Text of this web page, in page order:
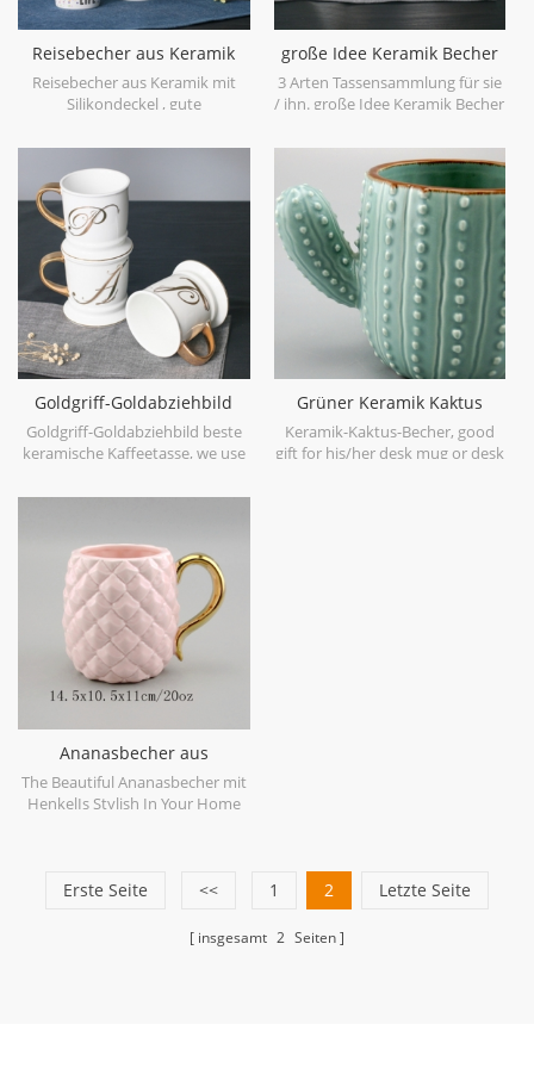
Reisebecher aus Keramik
mit Silikondeckel
Reisebecher aus Keramik mit
Silikondeckel , gute
große Idee Keramik Becher
Designs Sammlung
3 Arten Tassensammlung für sie
/ ihn. große Idee Keramik Becher
Goldgriff-Goldabziehbild
beste keramische
Kaffeetasse
Goldgriff-Goldabziehbild beste
keramische Kaffeetasse, we use
strong and heavy enough, great
Grüner Keramik Kaktus
Becher Hersteller
Keramik-Kaktus-Becher, good
gift for his/her desk mug or desk
Ananasbecher aus
goldfarbenem Keramik
The Beautiful Ananasbecher mit
HenkelIs Stylish In Your Home
Erste Seite << 1 2 Letzte Seite
insgesamt 2 Seiten